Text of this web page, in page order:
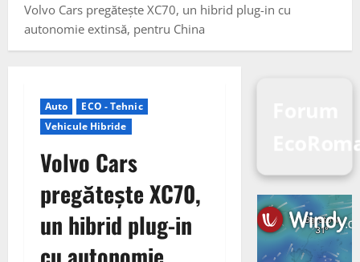
Volvo Cars pregătește XC70, un hibrid plug-in cu
autonomie extinsă, pentru China
Auto
ECO - Tehnic
Vehicule Hibride
Volvo Cars
pregătește XC70,
un hibrid plug-in